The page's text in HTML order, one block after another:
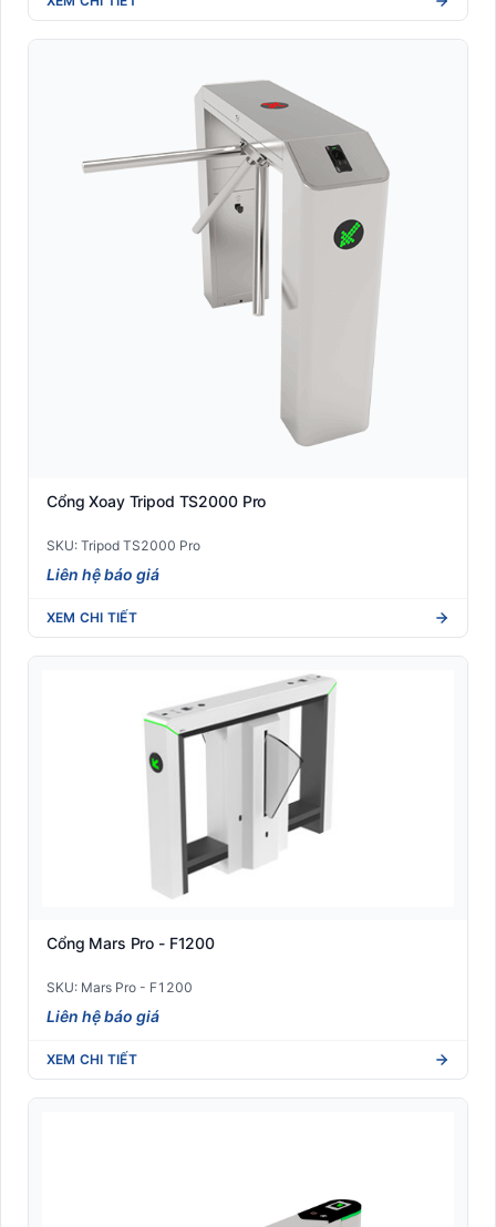
Cổng Xoay Tripod TS2000 Pro
SKU: Tripod TS2000 Pro
Liên hệ báo giá
XEM CHI TIẾT
Cổng Mars Pro - F1200
SKU: Mars Pro - F1200
Liên hệ báo giá
XEM CHI TIẾT